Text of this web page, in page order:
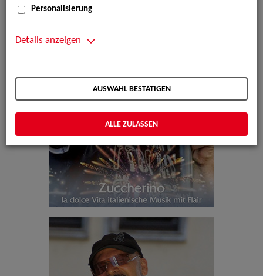
Personalisierung
Details anzeigen
AUSWAHL BESTÄTIGEN
ALLE ZULASSEN